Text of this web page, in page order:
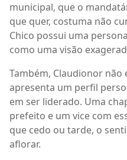
municipal, que o
que quer, costuma não
Chico possui uma
como uma visão
Também, Claudionor não
apresenta um perfil
em ser liderado. Uma
prefeito e um vice com
que cedo ou tarde, o
aflorar.